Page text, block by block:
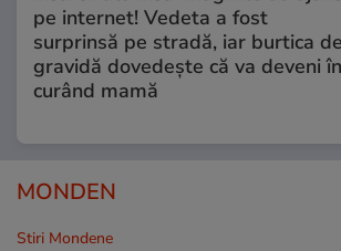
pe internet! Vedeta a fost
surprinsă pe stradă, iar burtica de
gravidă dovedește că va deveni în
curând mamă
MONDEN
Stiri Mondene